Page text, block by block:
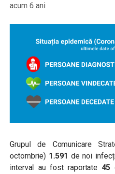
acum 6 ani
Grupul de Comunicare
octombrie) 1.591 de noi
interval au fost raportate 45